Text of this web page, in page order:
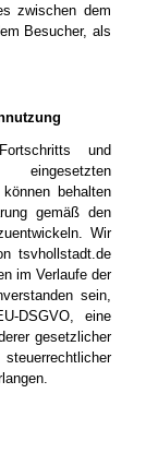
zwischen dem
Besucher, als
und
behalten
gemäß den
Wir
tsvhollstadt.de
im Verlaufe der
sein,
DSGVO, eine
gesetzlicher